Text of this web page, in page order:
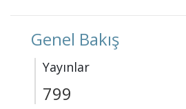
Genel Bakış
Yayınlar
799